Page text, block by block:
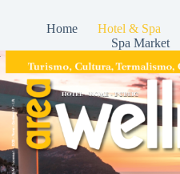
Home Hotel & Spa
Spa Market